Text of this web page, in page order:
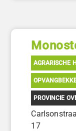
AGRARISCHE
PROVINCIE
17